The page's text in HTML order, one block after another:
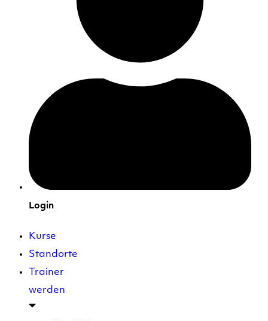
Login
Kurse
Standorte
Trainer
werden